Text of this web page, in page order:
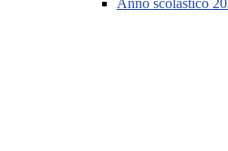
Anno scolastico